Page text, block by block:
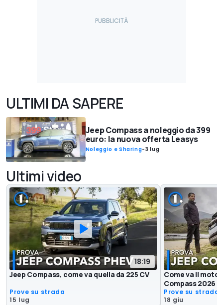
ULTIMI DA SAPERE
Jeep Compass a noleggio da 399
euro: la nuova offerta Leasys
Noleggio e Sharing-3 lug
Ultimi video
18:19
Jeep Compass, come va quella da 225 CV
Prove su strada
15 lug
Come va il
Compass 2026
Prove su strada
18 giu